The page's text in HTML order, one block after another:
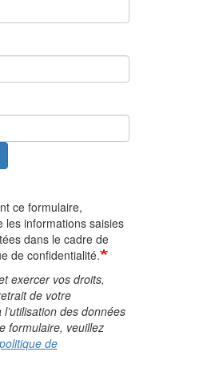
ce formulaire,
les informations saisies
dans le cadre de
de confidentialité.
exercer vos droits,
de votre
des données
formulaire, veuillez
politique de